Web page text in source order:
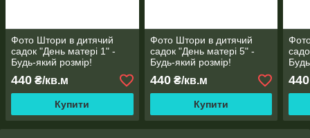
Фото Штори в дитячий
садок "День матері 1" -
Будь-який розмір!
Читаємо опис!
440 ₴/кв.м
Купити
Фото Штори в дитячий
садок "День матері 5" -
Будь-який розмір!
Читаємо опис!
440₴/кв.м
Купити
440